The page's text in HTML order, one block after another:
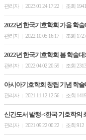
관리자 2023.01.24 17:22 조회 1941
2022년 한국기호학회 가을 학
관리자 2022.10.05 16:17 조회 1727
2022년 한국기호학회 봄 학술대
관리자 2022.04.02 20:59 조회 2313
아시아기호학회 창립 기념 학
관리자 2021.11.12 12:56 조회 1419
신간도서 발행-<한국 기호학의
관리자 2021.09.22 00:22 조회 912